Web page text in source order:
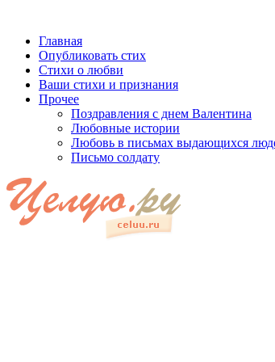
Главная
Опубликовать стих
Стихи о любви
Ваши стихи и признания
Прочее
Поздравления с днем Валентина
Любовные истории
Любовь в письмах выдающихся
Письмо солдату